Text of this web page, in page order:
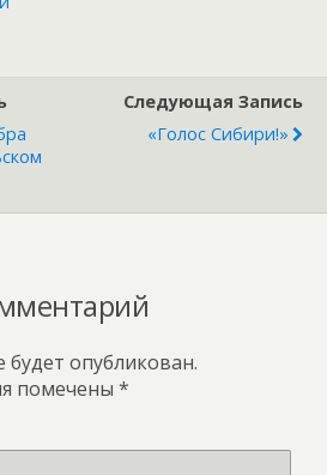
Следующая Запись
«Голос Сибири!»
опубликован.
помечены *